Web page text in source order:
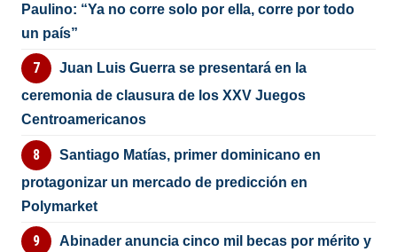
Paulino: “Ya no corre solo por ella, corre por todo
un país”
Juan Luis Guerra se presentará en la
ceremonia de clausura de los XXV Juegos
Centroamericanos
Santiago Matías, primer dominicano en
protagonizar un mercado de predicción en
Polymarket
Abinader anuncia cinco mil becas por mérito y